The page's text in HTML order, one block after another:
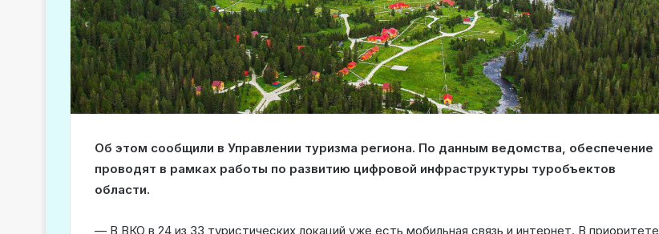
Об этом сообщили в Управлении туризма региона. По данным ведомства, обеспечение
проводят в рамках работы по развитию цифровой инфраструктуры туробъектов
области.
— В ВКО в 24 из 33 туристических локаций уже есть мобильная связь и интернет. В приоритете